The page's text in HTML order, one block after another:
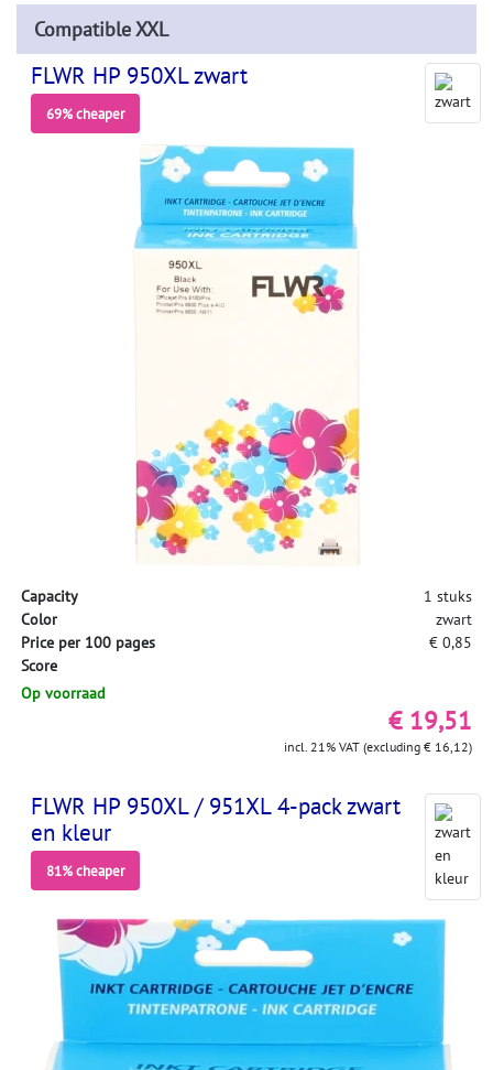
Compatible XXL
FLWR HP 950XL zwart
69% cheaper
Capacity
1 stuks
Color
zwart
Price per 100 pages
€ 0,85
Score
Op voorraad
€ 19,51
incl. 21% VAT (excluding € 16,12)
FLWR HP 950XL / 951XL 4-pack zwart
en kleur
81% cheaper